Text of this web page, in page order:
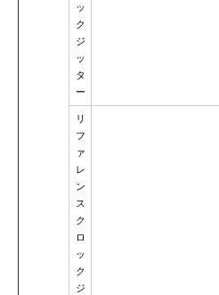
ッ
ク
ジ
ッ
タ
ー
リ
フ
ァ
レ
ン
ス
ク
ロ
ッ
ク
ジ